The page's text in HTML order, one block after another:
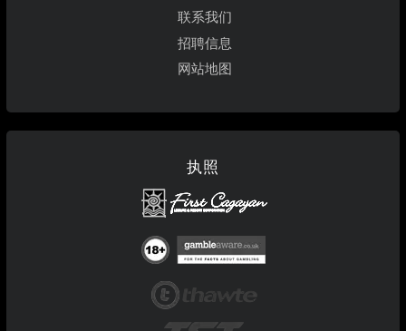
联系我们
招聘信息
网站地图
执照